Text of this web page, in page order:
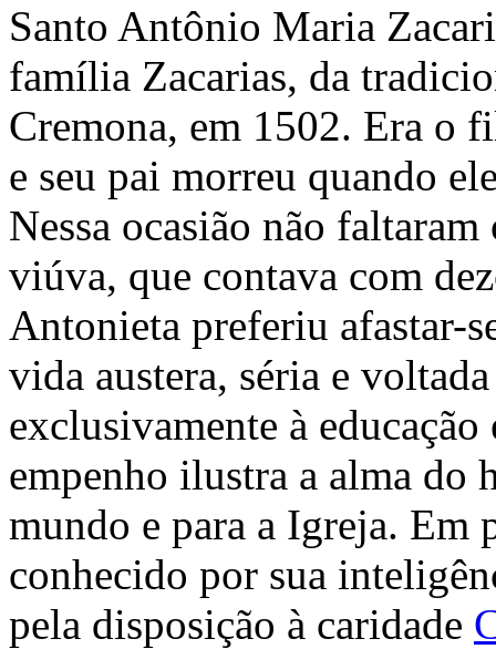
Santo Antônio Maria
família Zacarias, da
Cremona, em 1502. Era o
e seu pai morreu quando
Nessa ocasião não
viúva, que contava com
Antonieta preferiu afastar-
vida austera, séria e
exclusivamente à
empenho ilustra a alma do
mundo e para a Igreja.
conhecido por sua
pela disposição à caridade